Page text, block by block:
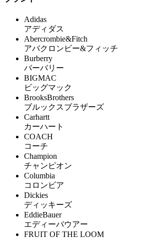
Adidas
アディダス
Abercrombie&Fitch
アバクロンビー&フィッチ
Burberry
バーバリー
BIGMAC
ビッグマック
BrooksBrothers
ブルックスブラザーズ
Carhartt
カーハート
COACH
コーチ
Champion
チャンピオン
Columbia
コロンビア
Dickies
ディッキーズ
EddieBauer
エディーバウアー
FRUIT OF THE LOOM